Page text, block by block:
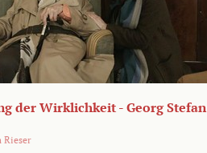
der Wirklichkeit - Georg Stefan
Rieser